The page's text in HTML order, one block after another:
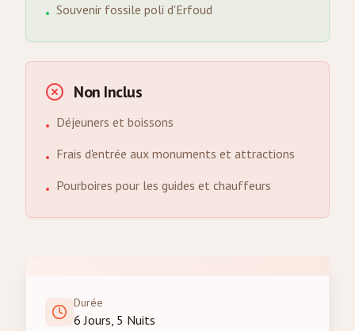
• Souvenir fossile poli d'Erfoud
Non Inclus
• Déjeuners et boissons
• Frais d'entrée aux monuments et attractions
• Pourboires pour les guides et chauffeurs
Durée
6 Jours, 5 Nuits